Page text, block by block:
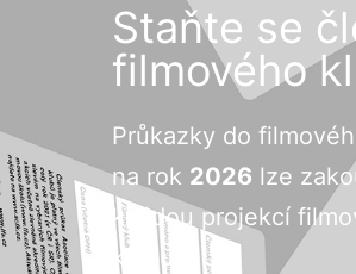
Staňte se
filmového
Průkazky do
na rok 2026 lze
každou projekcí
klubu.